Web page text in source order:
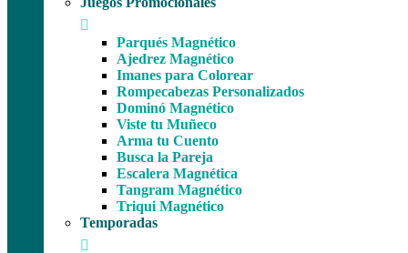
Parqués Magnético
Ajedrez Magnético
Imanes para Colorear
Rompecabezas Personalizados
Dominó Magnético
Viste tu Muñeco
Arma tu Cuento
Busca la Pareja
Escalera Magnética
Tangram Magnético
Triqui Magnético
Temporadas